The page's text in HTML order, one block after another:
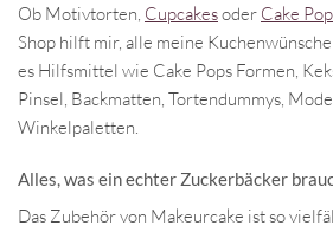
Ob Motivtorten, Cupcakesoder Cake
Shop hilft mir, alle meine
es Hilfsmittel wie Cake Pops Formen,
Pinsel, Backmatten, Tortendummys,
Winkelpaletten.
Alles, was ein echter Zuckerbäcker
Das Zubehör von Makeurcake ist so